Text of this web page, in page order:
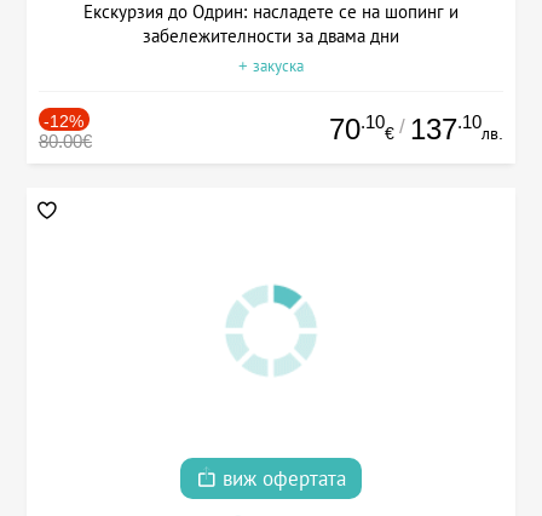
Екскурзия до Одрин: насладете се на шопинг и
забележителности за двама дни
+ закуска
-12%
80.00€ 70.10
€ / 137.10
лв.
виж офертата